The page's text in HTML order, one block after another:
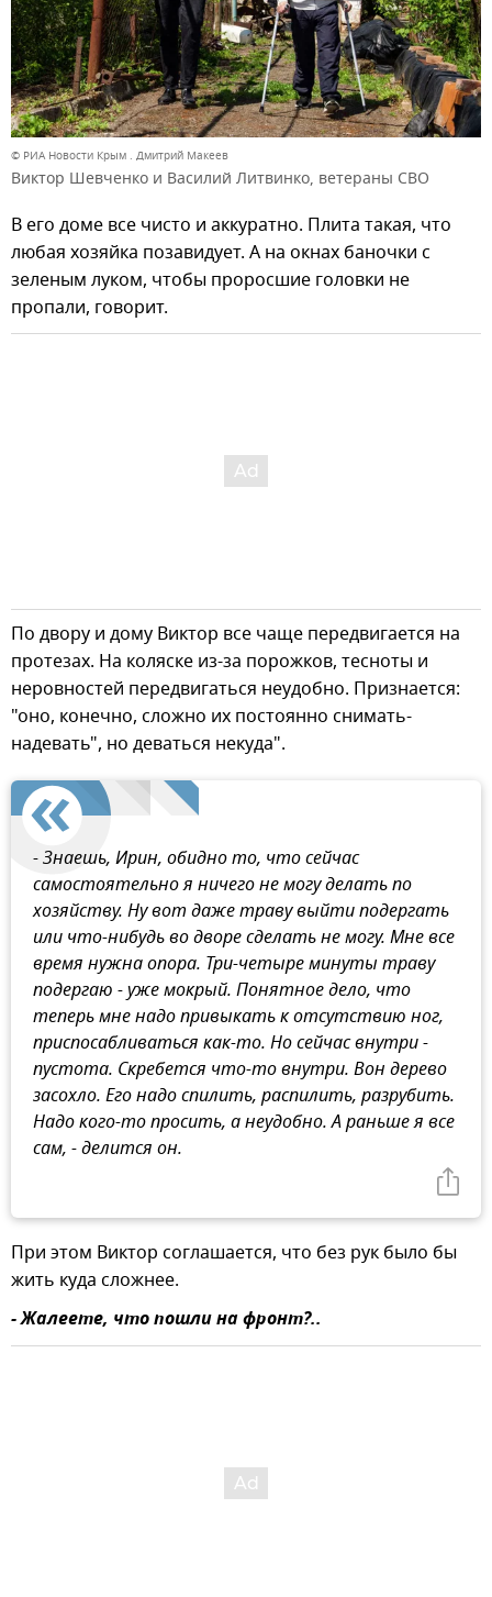
© РИА Новости Крым . Дмитрий Макеев
Виктор Шевченко и Василий Литвинко, ветераны СВО
В его доме все чисто и аккуратно. Плита такая, что
любая хозяйка позавидует. А на окнах баночки с
зеленым луком, чтобы проросшие головки не
пропали, говорит.
По двору и дому Виктор все чаще передвигается на
протезах. На коляске из-за порожков, тесноты и
неровностей передвигаться неудобно. Признается:
"оно, конечно, сложно их постоянно снимать-
надевать", но деваться некуда".
- Знаешь, Ирин, обидно то, что сейчас
самостоятельно я ничего не могу делать по
хозяйству. Ну вот даже траву выйти подергать
или что-нибудь во дворе сделать не могу. Мне все
время нужна опора. Три-четыре минуты траву
подергаю - уже мокрый. Понятное дело, что
теперь мне надо привыкать к отсутствию ног,
приспосабливаться как-то. Но сейчас внутри -
пустота. Скребется что-то внутри. Вон дерево
засохло. Его надо спилить, распилить, разрубить.
Надо кого-то просить, а неудобно. А раньше я все
сам, - делится он.
При этом Виктор соглашается, что без рук было бы
жить куда сложнее.
- Жалеете, что пошли на фронт?..